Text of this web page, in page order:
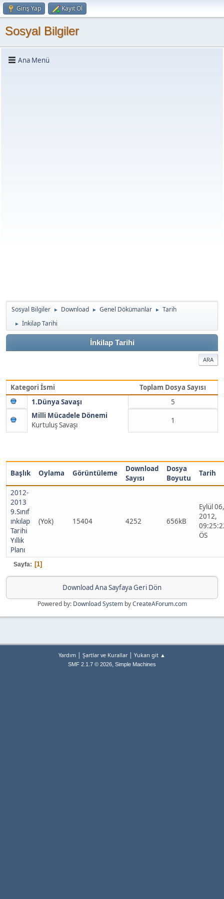
Giriş Yap Kayıt Ol
Sosyal Bilgiler
Ana Menü
Sosyal Bilgiler ► Download ► Genel Dökümanlar ► Tarih
► İnkilap Tarihi
İnkilap Tarihi
ARA
Kategori İsmi
Toplam Dosya Sayısı
1.Dünya Savaşı
5
Milli Mücadele Dönemi
Kurtuluş Savaşı
1
Başlık Oylama Görüntüleme
Download
Sayısı
Dosya
Boyutu
Tarih
2012-
2013
9.Sınıf
ınkılap
Tarihi
Yıllık
Planı
(Yok) 15404 4252 656kB
Eylül 06,
2012,
ÖS
Sayfa 1
Download Ana Sayfaya Geri Dön
Powered by: Download SystembyCreateAForum.com
Yardım | Şartlar ve Kurallar| Yukarı git ▲
SMF 2.1.7 © 2026, Simple Machines